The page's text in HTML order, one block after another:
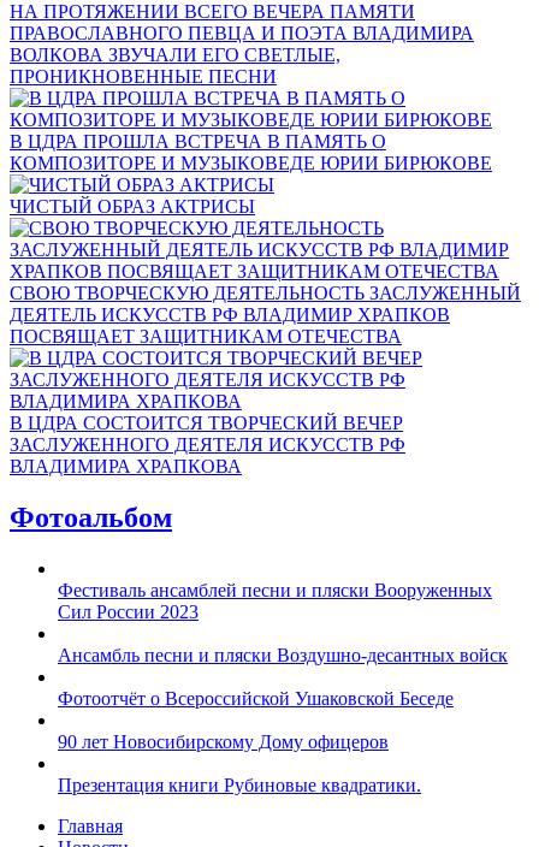
НА ПРОТЯЖЕНИИ ВСЕГО ВЕЧЕРА ПАМЯТИ
ПРАВОСЛАВНОГО ПЕВЦА И ПОЭТА ВЛАДИМИРА
ВОЛКОВА ЗВУЧАЛИ ЕГО СВЕТЛЫЕ,
ПРОНИКНОВЕННЫЕ ПЕСНИ
В ЦДРА ПРОШЛА ВСТРЕЧА В ПАМЯТЬ О
КОМПОЗИТОРЕ И МУЗЫКОВЕДЕ ЮРИИ БИРЮКОВЕ
ЧИСТЫЙ ОБРАЗ АКТРИСЫ
СВОЮ ТВОРЧЕСКУЮ ДЕЯТЕЛЬНОСТЬ ЗАСЛУЖЕННЫЙ
ДЕЯТЕЛЬ ИСКУССТВ РФ ВЛАДИМИР ХРАПКОВ
ПОСВЯЩАЕТ ЗАЩИТНИКАМ ОТЕЧЕСТВА
В ЦДРА СОСТОИТСЯ ТВОРЧЕСКИЙ ВЕЧЕР
ЗАСЛУЖЕННОГО ДЕЯТЕЛЯ ИСКУССТВ РФ
ВЛАДИМИРА ХРАПКОВА
Фотоальбом
Фестиваль ансамблей песни и пляски Вооруженных
Сил России 2023
Ансамбль песни и пляски Воздушно-десантных войск
Фотоотчёт о Всероссийской Ушаковской Беседе
90 лет Новосибирскому Дому офицеров
Презентация книги Рубиновые квадратики.
Главная